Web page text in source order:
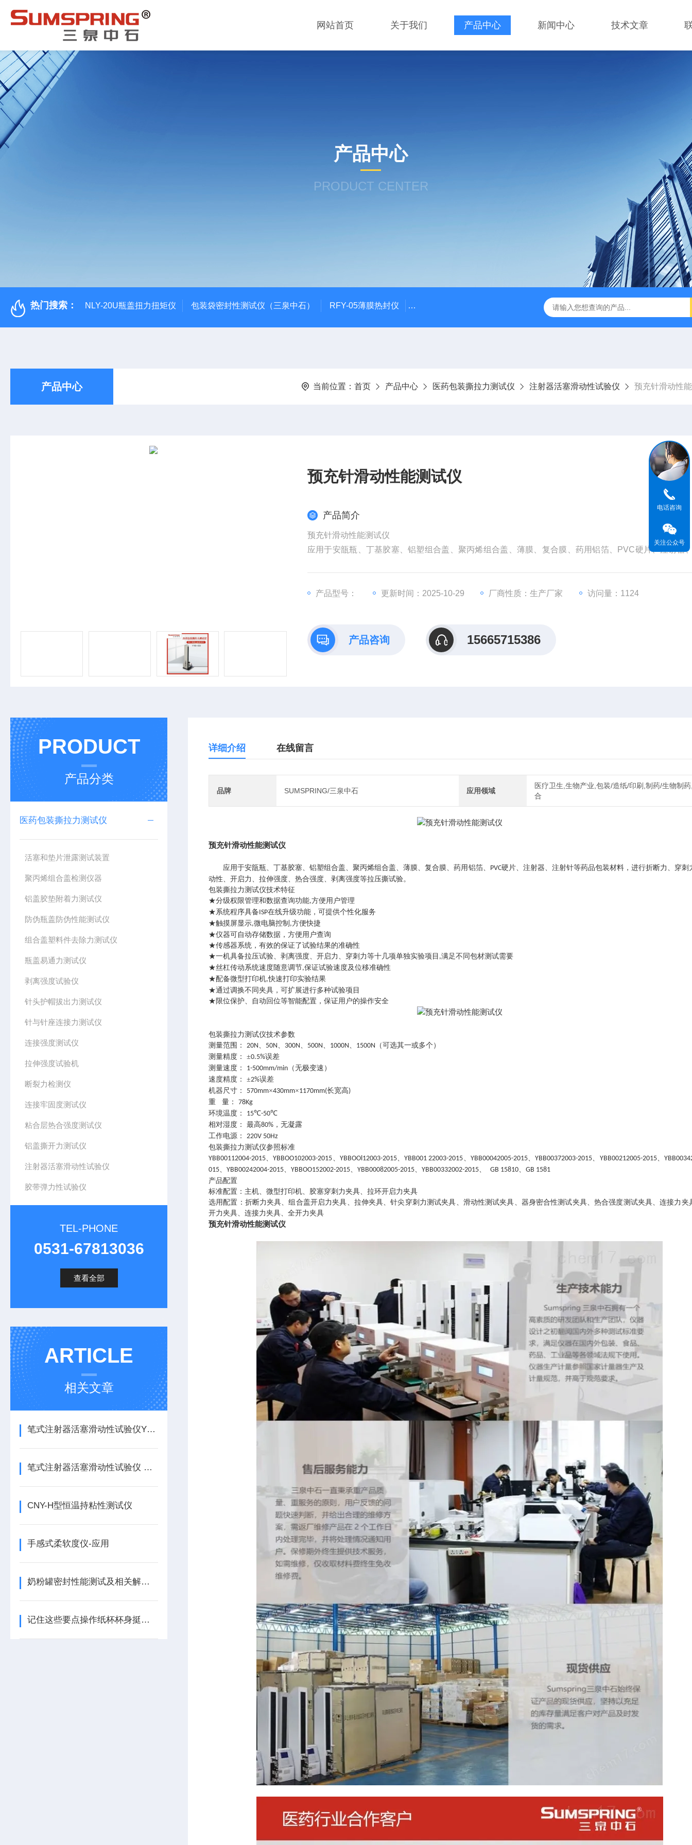
网站首页 关于我们 产品中心 新闻中心 技术文章
产品中心
PRODUCT CENTER
热门搜索： NLY-20U瓶盖扭力扭矩仪 包装袋密封性测试仪（三泉中石） RFY-05薄膜热封仪 安瓿瓶折断力测试仪YBB00332002 金属箔片摆锤冲击测定仪
产品中心 当前位置： 首页 产品中心 医药包装撕拉力测试仪 注射器活塞滑动性试验仪 预充针滑动性
预充针滑动性能测试仪
产品简介
预充针滑动性能测试仪
应用于安瓿瓶、丁基胶塞、铝塑组合盖、聚丙烯组合盖、薄膜、复合膜、药用铝箔、PVC硬片、注射器
产品型号： 更新时间：2025-10-29 厂商性质：生产厂家 访问量：1124
产品咨询 15665715386
PRODUCT
产品分类
医药包装撕拉力测试仪
活塞和垫片泄露测试装置
聚丙烯组合盖检测仪器
铝盖胶垫附着力测试仪
防伪瓶盖防伪性能测试仪
组合盖塑料件去除力测试仪
瓶盖易通力测试仪
剥离强度试验仪
针头护帽拔出力测试仪
针与针座连接力测试仪
连接强度测试仪
拉伸强度试验机
断裂力检测仪
连接牢固度测试仪
粘合层热合强度测试仪
铝盖撕开力测试仪
注射器活塞滑动性试验仪
胶带弹力性试验仪
TEL-PHONE
0531-67813036
查看全部
ARTICLE
相关文章
笔式注射器活塞滑动性试验仪YBB00162004-2015解决方案
笔式注射器活塞滑动性试验仪 符合YBB00162004-2015的标准要求
CNY-H型恒温持粘性测试仪
手感式柔软度仪-应用
奶粉罐密封性能测试及相关解决方案 GB/T 42010-2022
记住这些要点操作纸杯杯身挺度仪不在难
详细介绍 在线留言
品牌 SUMSPRING/三泉中石 应用领域
医疗卫生,生物产业,包装/造纸/印刷,制药/生物制
合
预充针滑动性能测试仪
应用于安瓿瓶、丁基胶塞、铝塑组合盖、聚丙烯组合盖、薄膜、复合膜、药用铝箔、 PVC硬片、注射器、注射针等药品包装材料，进行折断力、穿刺
动性、开启力、拉伸强度、热合强度、剥离强度等拉压撕试验。
包装撕拉力测试仪技术特征
★分级权限管理和数据查询功能,方便用户管理
★系统程序具备ISP在线升级功能，可提供个性化服务
★触摸屏显示,微电脑控制 ,方便快捷
★仪器可自动存储数据，方便用户查询
★传感器系统，有效的保证了试验结果的准确性
★一机具备拉压试验、剥离强度、开启力、穿刺力等十几项单独实验项目 ,满足不同包材测试需要
★丝杠传动系统速度随意调节,保证试验速度及位移准确性
★配备微型打印机,快速打印实验结果
★通过调换不同夹具，可扩展进行多种试验项目
★限位保护、自动回位等智能配置，保证用户的操作安全
包装撕拉力测试仪技术参数
测量范围 ： 20N、 50N、 300N、 500N、 1000N、 1500N （可选其一或多个）
测量精度 ： ±0.5%误差
测量速度 ： 1-500mm/min （无极变速）
速度精度 ： ±2%误差
机器尺寸 ： 570mm×430mm×1170mm(长宽高)
重
量 ：
78Kg
环境温度 ： 15℃-50℃
相对湿度 ： 最高80% ，无凝露
工作电源 ：
220V 50Hz
包装撕拉力测试仪参照标准
YBB00112004-2015、YBBOO102003-2015、 YBBOOl12003-2015、YBB001 22003-2015、 YBB00042005-2015、YBB00372003-2015、 YBB00212005-2015、
015、 YBB00242004-2015、 YBBOO152002-2015、 YBB00082005-2015、 YBB00332002-2015、 GB 15810、 GB 1581
产品配置
标准配置：主机、微型打印机、胶塞穿刺力夹具、拉环开启力夹具
选用配置：折断力夹具、组合盖开启力夹具、拉伸夹具、针尖穿刺力测试夹具、滑动性测试夹具、器身密合性测试夹具、热合强度测试夹具、连接力夹
开力夹具、连接力夹具、全开力夹具
预充针滑动性能测试仪
电话咨询
关注公众号